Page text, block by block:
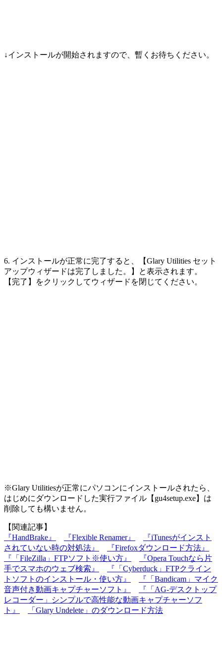
↓インストールが開始されますので、暫くお待ちください。
6. インストールが正常に完了すると、【Glary Utilities セット
アップウィザードは完了しました。】と表示されます。
【完了】をクリックしてウィザードを閉じてください。
※Glary Utilitiesが正常にパソコンにインストールされたら、
はじめにダウンロードした実行ファイル【gu4setup.exe】は
削除しても構いません。
【関連記事】
『HandBrake』
『Flexible Renamer』
『iTunesがインスト
されていない時の対処法』
『Firefoxダウンロード方法』
『「FileZilla」FTPソフト※使い方』
『Opera Touchなら片
手でスマホのウェブ検索』
『「Cyberduck」FTPクライン
トソフトのインストール・使い方』
『「Bandicam」マイク
音声付き動画キャプチャーソフト』
『「AG-デスクトップ
レコーダー」シンプルで高性能な動画キャプチャーソフ
ト』
「Glary Undelete」のダウンロード方法